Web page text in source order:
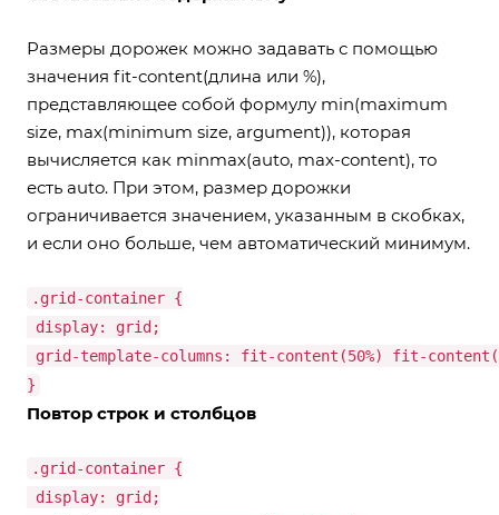
Размеры дорожек можно задавать с помощью
значения fit-content(длина или %),
представляющее собой формулу min(maximum
size, max(minimum size, argument)), которая
вычисляется как minmax(auto, max-content), то
есть auto. При этом, размер дорожки
ограничивается значением, указанным в скобках,
и если оно больше, чем автоматический минимум.
.grid-container {
display: grid;
grid-template-columns: fit-content(50%) fit-
}
Повтор строк и столбцов
.grid-container {
display: grid;